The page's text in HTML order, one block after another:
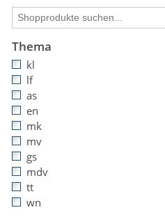
Thema
kl
lf
as
en
mk
mv
gs
mdv
tt
wn